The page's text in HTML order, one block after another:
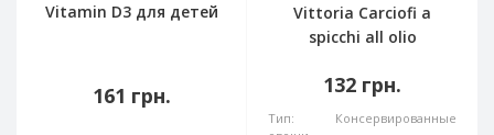
Vitamin D3 для детей
161 грн.
Vittoria Carciofi a
spicchi all olio
132 грн.
Тип:
Консервированные